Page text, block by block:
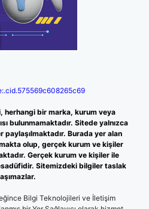
herhangi bir marka, kurum veya
bulunmamaktadır. Sitede yalnızca
paylaşılmaktadır. Burada yer alan
olup, gerçek kurum ve kişiler
Gerçek kurum ve kişiler ile
Sitemizdeki bilgiler taslak
Bilgi Teknolojileri ve İletişim